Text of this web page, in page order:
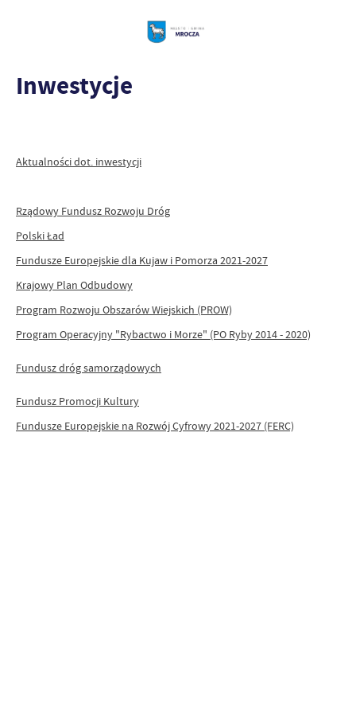
Inwestycje
Aktualności dot. inwestycji
Rządowy Fundusz Rozwoju Dróg
Polski Ład
Fundusze Europejskie dla Kujaw i Pomorza 2021-2027
Krajowy Plan Odbudowy
Program Rozwoju Obszarów Wiejskich (PROW)
Program Operacyjny "Rybactwo i Morze" (PO Ryby 2014 - 2020)
Fundusz dróg samorządowych
Fundusz Promocji Kultury
Fundusze Europejskie na Rozwój Cyfrowy 2021-2027 (FERC)